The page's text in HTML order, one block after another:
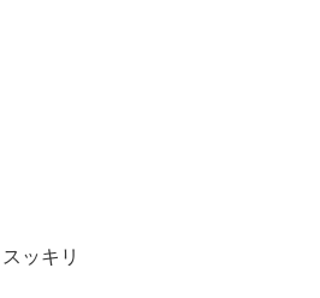
スッキリ